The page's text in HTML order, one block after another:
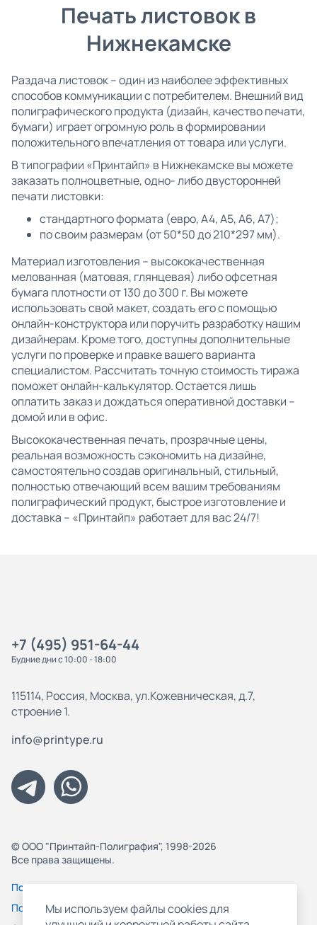
Печать листовок в
Нижнекамске
Раздача листовок – один из наиболее эффективных
способов коммуникации с потребителем. Внешний вид
полиграфического продукта (дизайн, качество печати,
бумаги) играет огромную роль в формировании
положительного впечатления от товара или услуги.
В типографии «Принтайп» в Нижнекамске вы можете
заказать полноцветные, одно- либо двусторонней
печати листовки:
стандартного формата (евро, А4, А5, А6, А7);
по своим размерам (от 50*50 до 210*297 мм).
Материал изготовления – высококачественная
мелованная (матовая, глянцевая) либо офсетная
бумага плотности от 130 до 300 г. Вы можете
использовать свой макет, создать его с помощью
онлайн-конструктора или поручить разработку нашим
дизайнерам. Кроме того, доступны дополнительные
услуги по проверке и правке вашего варианта
специалистом. Рассчитать точную стоимость тиража
поможет онлайн-калькулятор. Остается лишь
оплатить заказ и дождаться оперативной доставки –
домой или в офис.
Высококачественная печать, прозрачные цены,
реальная возможность сэкономить на дизайне,
самостоятельно создав оригинальный, стильный,
полностью отвечающий всем вашим требованиям
полиграфический продукт, быстрое изготовление и
доставка – «Принтайп» работает для вас 24/7!
+7 (495) 951-64-44
Будние дни с 10:00 - 18:00
115114, Россия, Москва, ул.Кожевническая, д.7,
строение 1.
info@printype.ru
© ООО "Принтайп-Полиграфия", 1998-2026
Все права защищены.
Политика конфиденциальности
Пользовательское соглашение
Мы используем файлы cookies для